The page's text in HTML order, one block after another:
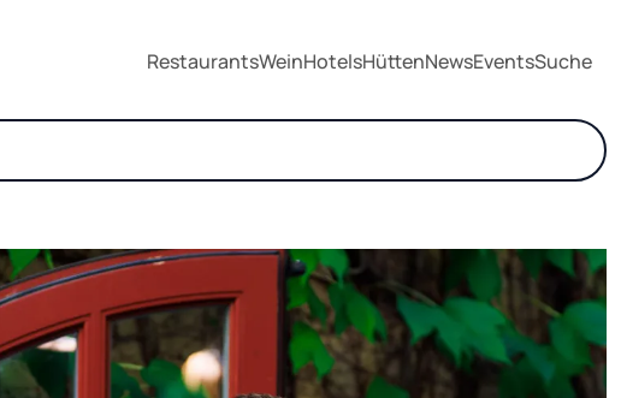
RestaurantsWeinHotelsHüttenNewsEventsSuche